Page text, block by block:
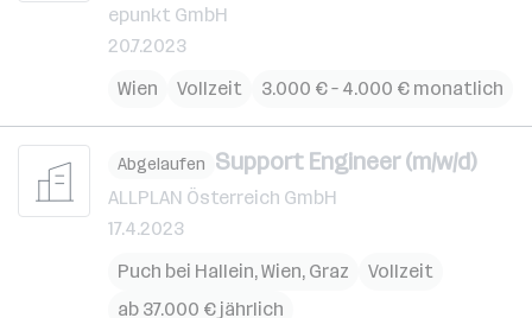
epunkt GmbH
20.7.2023
Wien
Vollzeit 3.000 € – 4.000 € monatlich
Abgelaufen Support Engineer (m/w/d)
ALLPLAN Österreich GmbH
17.4.2023
Puch bei Hallein,Wien, Graz
Vollzeit
ab 37.000 € jährlich